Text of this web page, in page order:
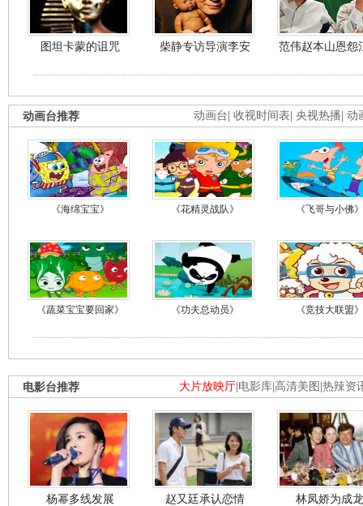
图坦卡蒙的诅咒 柴静专访导演李安 范伟赵本山恩怨
动画台 收视时间表 央视热播 动
动画台推荐
《海绵宝宝》 《花精灵战队》 《飞哥与小佛》
《蔬菜宝宝要回家》 《功夫总动员》 《竞技大联盟》
大片放映厅 电影库 高清美图 热辣资
电影台推荐
杨幂多线发展
赵又廷承认恋情
林凤娇为成龙